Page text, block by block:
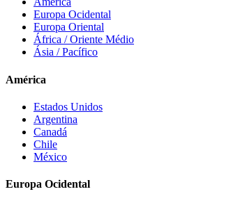
Europa Ocidental
Europa Oriental
África / Oriente Médio
Ásia / Pacífico
América
Estados Unidos
Argentina
Canadá
Chile
México
Europa Ocidental